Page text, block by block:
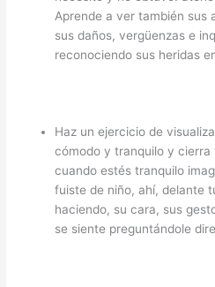
Aprende a ver también sus
sus daños, vergüenzas e
reconociendo sus heridas
Haz un ejercicio de
cómodo y tranquilo y cierra
cuando estés tranquilo
fuiste de niño, ahí, delante
haciendo, su cara, sus
se siente preguntándole